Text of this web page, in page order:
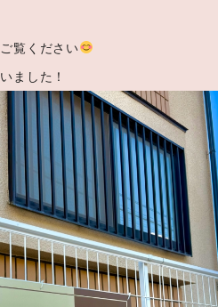
覧ください
ました！